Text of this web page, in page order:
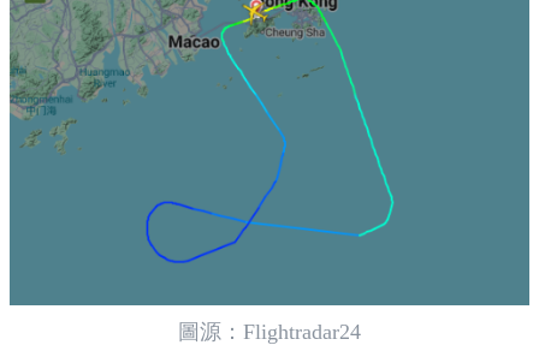
圖源：Flightradar24